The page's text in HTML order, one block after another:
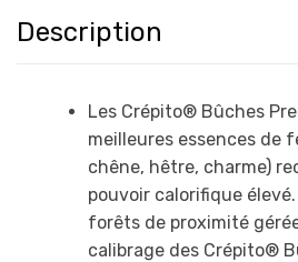
Description
Les Crépito® Bûches
meilleures essences de
chêne, hêtre, charme)
pouvoir calorifique
forêts de proximité
calibrage des Crépito®